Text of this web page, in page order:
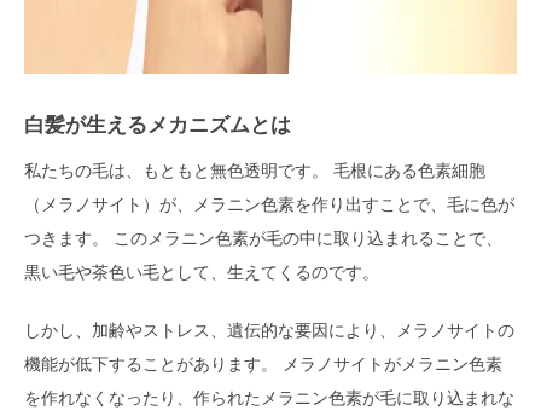
白髪が生えるメカニズムとは
私たちの毛は、もともと無色透明です。 毛根にある色素細胞
（メラノサイト）が、メラニン色素を作り出すことで、毛に色が
つきます。 このメラニン色素が毛の中に取り込まれることで、
黒い毛や茶色い毛として、生えてくるのです。
しかし、加齢やストレス、遺伝的な要因により、メラノサイトの
機能が低下することがあります。 メラノサイトがメラニン色素
を作れなくなったり、作られたメラニン色素が毛に取り込まれな